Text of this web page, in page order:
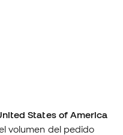
States of America
volumen del pedido